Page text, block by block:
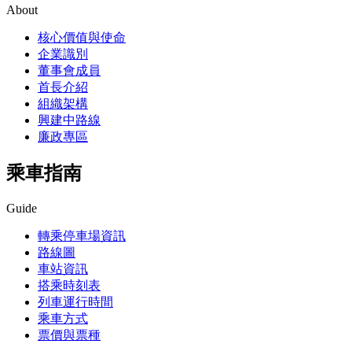
About
核心價值與使命
企業識別
董事會成員
首長介紹
組織架構
興建中路線
廉政專區
乘車指南
Guide
轉乘停車場資訊
路線圖
車站資訊
搭乘時刻表
列車運行時間
乘車方式
票價與票種